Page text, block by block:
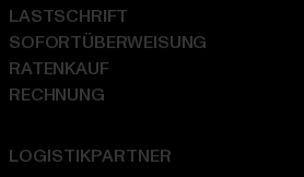
LOGISTIKPARTNER
LASTSCHRIFT
SOFORTÜBERWEISUNG
RATENKAUF
RECHNUNG